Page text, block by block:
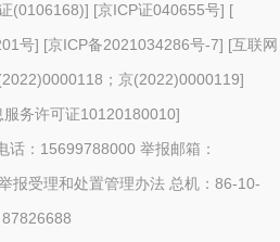
(0106168)] [京ICP证040655号] [
号] [京ICP备2021034286号-7] [互联网
；京(2022)0000119]
务许可证10120180010]
话：15699788000 举报邮箱：
报受理和处置管理办法 总机：86-10-
87826688